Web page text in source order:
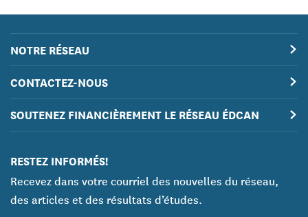
NOTRE RÉSEAU
CONTACTEZ-NOUS
SOUTENEZ FINANCIÈREMENT LE RÉSEAU ÉDCAN
RESTEZ INFORMÉS!
Recevez dans votre courriel des nouvelles du réseau,
des articles et des résultats d’études.